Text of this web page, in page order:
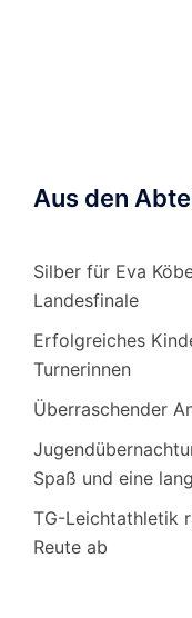
Aus den
Silber für Eva
Landesfinale
Erfolgreiches
Turnerinnen
Überraschender
Spaß und eine
TG-Leichtathletik
Reute ab